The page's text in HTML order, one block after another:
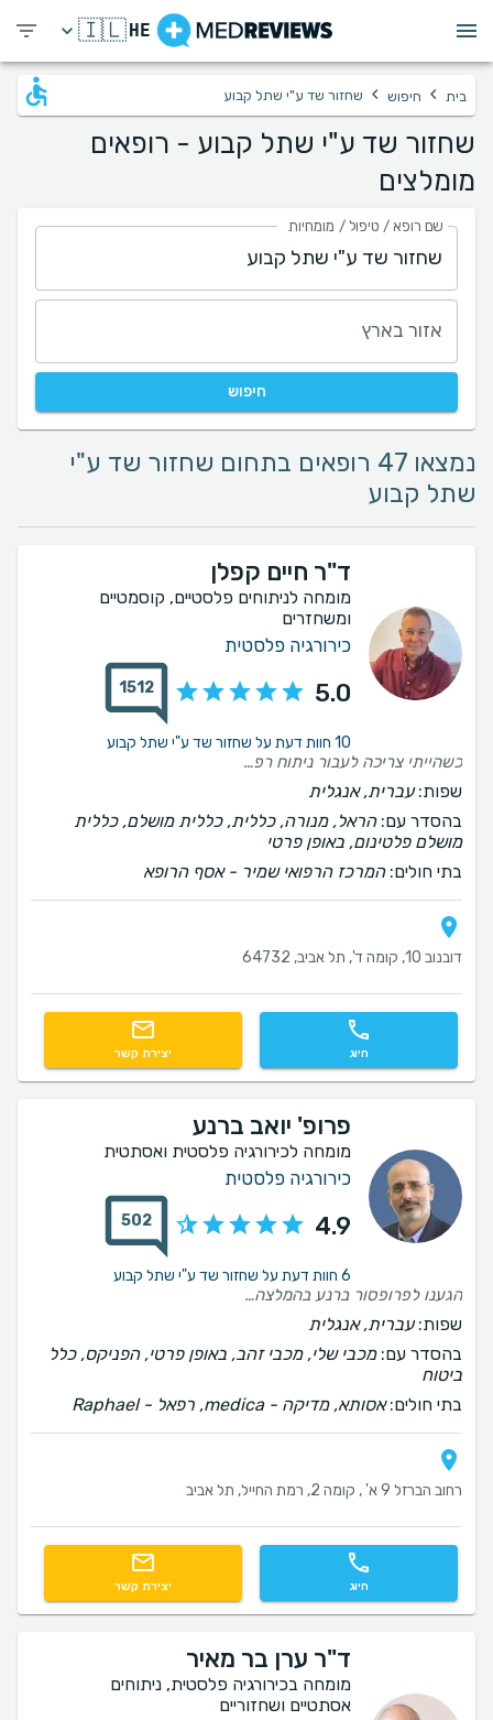
HE
🇮🇱
בית › חיפוש › שחזור שד ע"י שתל קבוע
שחזור שד ע"י שתל קבוע - רופאים
מומלצים
שם רופא / טיפול / מומחיות
אזור בארץ
חיפוש
נמצאו 47 רופאים בתחום שחזור שד ע"י
שתל קבוע
ד"ר חיים קפלן
מומחה לניתוחים פלסטיים, קוסמטיים
ומשחזרים
כירורגיה פלסטית
5.0
1512
10 חוות דעת על שחזור שד ע"י שתל קבוע
כשהייתי צריכה לעבור ניתוח רפואי עם מומחיות של פלסטיקאי - לא היה לי ספק שרק ד"ר חיים קפלן, מנתח פלסטי מספר 1 בארץ, מנתח אותי. זה היה ניתוח מורכב ולא פשוט, וד"ר קפלן בעל ידי האומן עשה עבודה מופלאה. הרגשתי בידיים הכי טובות ובטוחות שיש. התוצאה טבעית, מקצועית, הכי "אני" שיש. הצוות של ד"ר קפלן הפך לי עולמות כדי שאקבל ניתוח מוקדם (רפואי), ד"ר קפלן היה סופר קפדן על הפרטים הקטנים לכל אורך הדרך, הגיע לביקורת בכל יום בבית החולים בימי האשפוז כולל שישי ושבת! והביקורות שוטפות ונמשכות ועוקבות אחרי כל פרט בהחלמה. תודה גדולה לד"ר קפלן ולצוות המופלא שאיתו!
שפות:עברית, אנגלית
בהסדר עם:הראל, מנורה, כללית, כללית מושלם, כללית
מושלם פלטינום, באופן פרטי
בתי חולים:המרכז הרפואי שמיר - אסף הרופא
דובנוב 10, קומה ד', תל אביב, 64732
חיוג יצירת קשר
פרופ' יואב ברנע
מומחה לכירורגיה פלסטית ואסתטית
כירורגיה פלסטית
4.9
502
6 חוות דעת על שחזור שד ע"י שתל קבוע
הגענו לפרופסור ברנע בהמלצה של חברים , טיפול היה מסור ואיכפתי מהרגע הראשון פרופסור ברנע הסביר על מהלך ניתוח , סיבוכים אפשריים וכן תיאם צפיות לגבי תוצאות הניתוח כמו כן ניתנה מעטפת כוללת של משרד , אחות ומענה לכל שאלה שנשאלה הניתוח עבר בהתאם לציפיות ולהסברים שניתנו על ידי פרופסור ברנע - גם לגבי משך הניתוח ומהלכו והן לגבי מהלך פוסט ניתוחי וכמו כן בוצע מעקב פוסט ניתוחי צמוד ופרופ ברנע וצוותו היו זמינים על פי צורך . הטיפול של כל הגורמים מפרופסור ברנע עד צוות המשרד היה חם, לבבי ואדיב מאוד ממליצה בחום על פרופסור ברנע והצוות המלווה שלו
שפות:עברית, אנגלית
בהסדר עם:מכבי שלי, מכבי זהב, באופן פרטי, הפניקס, כלל
ביטוח
בתי חולים:אסותא, ‫מדיקה - medica, רפאל - Raphael
רחוב הברזל 9 א' , קומה 2, רמת החייל, תל אביב
חיוג יצירת קשר
ד"ר ערן בר מאיר
מומחה בכירורגיה פלסטית, ניתוחים
אסתטיים ושחזוריים